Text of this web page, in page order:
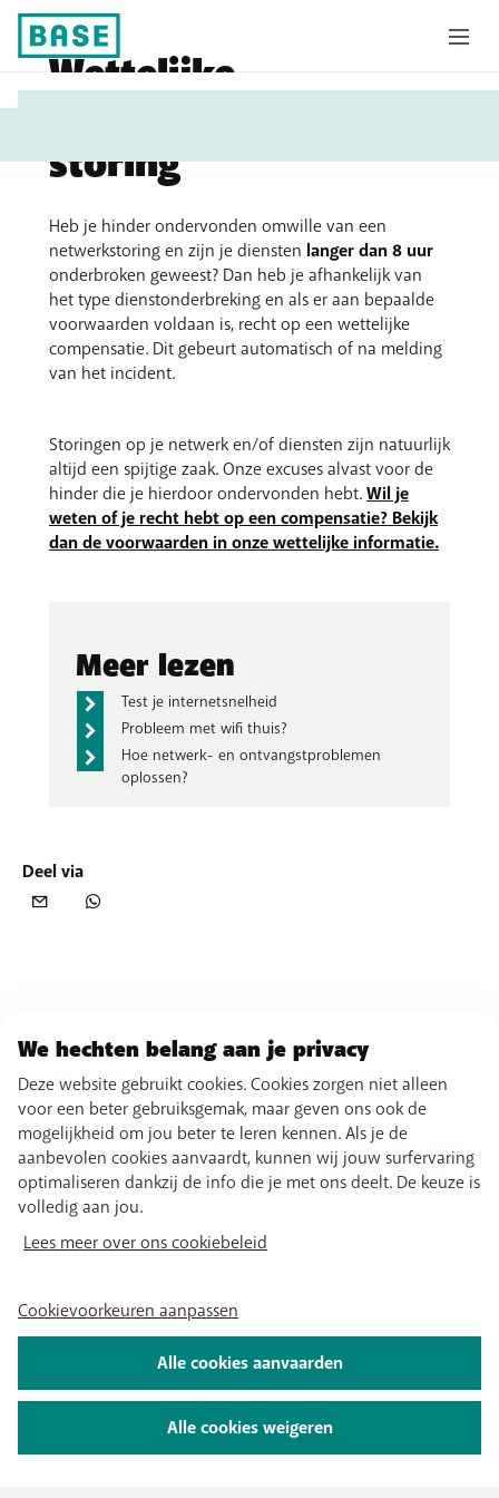
Wettelijke
storing
Heb je hinder ondervonden omwille van een
netwerkstoring en zijn je diensten langer dan 8 uur
onderbroken geweest? Dan heb je afhankelijk van
het type dienstonderbreking en als er aan bepaalde
voorwaarden voldaan is, recht op een wettelijke
compensatie. Dit gebeurt automatisch of na melding
van het incident.
Storingen op je netwerk en/of diensten zijn natuurlijk
altijd een spijtige zaak. Onze excuses alvast voor de
hinder die je hierdoor ondervonden hebt. Wil je
weten of je recht hebt op een compensatie? Bekijk
dan de voorwaarden in onze wettelijke informatie.
Meer lezen
Test je internetsnelheid
Probleem met wifi thuis?
Hoe netwerk- en ontvangstproblemen
oplossen?
Deel via
We hechten belang aan je privacy
Deze website gebruikt cookies. Cookies zorgen niet alleen
voor een beter gebruiksgemak, maar geven ons ook de
mogelijkheid om jou beter te leren kennen. Als je de
aanbevolen cookies aanvaardt, kunnen wij jouw surfervaring
optimaliseren dankzij de info die je met ons deelt. De keuze is
volledig aan jou.
Lees meer over ons cookiebeleid
Cookievoorkeuren aanpassen
Alle cookies weigeren
Alle cookies aanvaarden